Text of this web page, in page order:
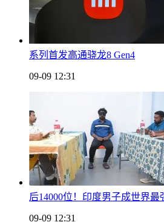
系列首发高通骁龙8 Gen4
09-09 12:31
后14000位！印度男子成世界最
09-09 12:31